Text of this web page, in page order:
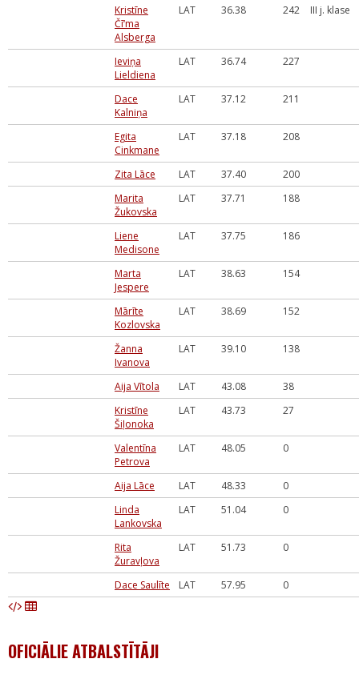
Kristīne
Čī‘ma
Alsberga
LAT 36.38 242 III j. klase
Ieviņa
Lieldiena
LAT 36.74 227
Dace
Kalniņa
LAT 37.12 211
Egita
Cinkmane
LAT 37.18 208
Zita Lāce LAT 37.40
200
Marita
Žukovska
LAT 37.71 188
Liene
Medisone
LAT 37.75 186
Marta
Jespere
LAT 38.63 154
Mārīte
Kozlovska
LAT 38.69 152
Žanna
Ivanova
LAT 39.10 138
Aija Vītola LAT 43.08
38
Kristīne
Šiļonoka
LAT 43.73 27
Valentīna
Petrova
LAT 48.05 0
Aija Lāce LAT 48.33
0
Linda
Lankovska
LAT 51.04 0
Rita
Žuravļova
LAT 51.73 0
Dace Saulīte LAT 57.95 0
OFICIĀLIE ATBALSTĪTĀJI